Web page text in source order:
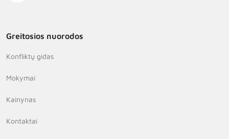
Greitosios nuorodos
Konfliktų gidas
Mokymai
Kainynas
Kontaktai